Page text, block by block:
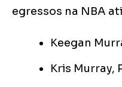
egressos na NBA
Keegan
Kris Murray,